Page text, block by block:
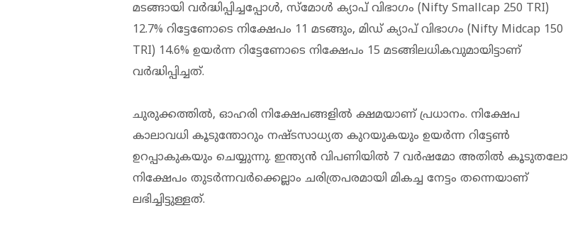
മടങ്ങായി വർദ്ധിപ്പിച്ചപ്പോൾ, സ്മോൾ ക്യാപ് വിഭാഗം (Nifty Smallcap 250 TRI)
12.7% റിട്ടേണോടെ നിക്ഷേപം 11 മടങ്ങും, മിഡ് ക്യാപ് വിഭാഗം (Nifty Midcap 150
TRI) 14.6% ഉയർന്ന റിട്ടേണോടെ നിക്ഷേപം 15 മടങ്ങിലധികവുമായിട്ടാണ്
വർദ്ധിപ്പിച്ചത്.
ചുരുക്കത്തിൽ, ഓഹരി നിക്ഷേപങ്ങളിൽ ക്ഷമയാണ് പ്രധാനം. നിക്ഷേപ
കാലാവധി കൂടുന്തോറും നഷ്ടസാധ്യത കുറയുകയും ഉയർന്ന റിട്ടേൺ
ഉറപ്പാകുകയും ചെയ്യുന്നു. ഇന്ത്യൻ വിപണിയിൽ 7 വർഷമോ അതിൽ കൂടുതലോ
നിക്ഷേപം തുടർന്നവർക്കെല്ലാം ചരിത്രപരമായി മികച്ച നേട്ടം തന്നെയാണ്
ലഭിച്ചിട്ടുള്ളത്.